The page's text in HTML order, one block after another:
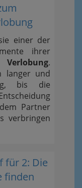
einer der
ihrer
.
langer und
bis die
Partner
verbringen
für 2: Die
finden